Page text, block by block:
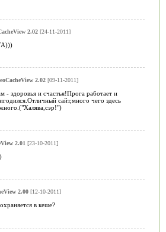
2.02[24-11-2011]
2.02[09-11-2011]
- здоровья и счастья!Прога работает и
сайт,много чего здесь
2.01 [23-10-2011]
2.00[12-10-2011]
в кеше?